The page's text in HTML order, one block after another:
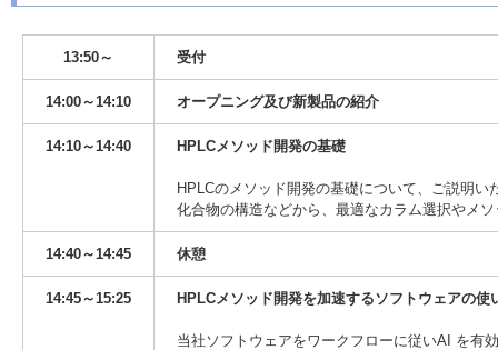
13:50～ 受付
14:00～14:10 オープニング及び新製品の紹介
14:10～14:40 HPLCメソッド開発の基礎
HPLCのメソッド開発の基礎について、ご説明
化合物の構造などから、最適なカラム選択やメ
14:40～14:45 休憩
14:45～15:25 HPLCメソッド開発を加速するソフトウェアの使
当社ソフトウェアをワークフローに従いAI を有